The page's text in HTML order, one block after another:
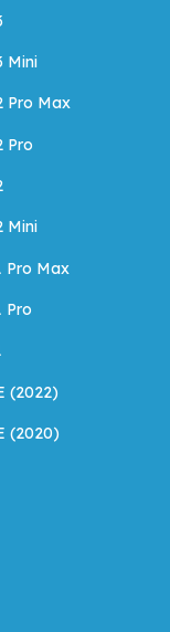
Mini
Pro Max
Pro
Mini
Pro Max
Pro
(2022)
(2020)